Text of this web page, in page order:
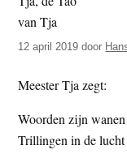
i
t
e
z
e
s
t
e
12 april 2019 door
Meester Tja zegt:
Woorden zijn wanen
Trillingen in de lucht